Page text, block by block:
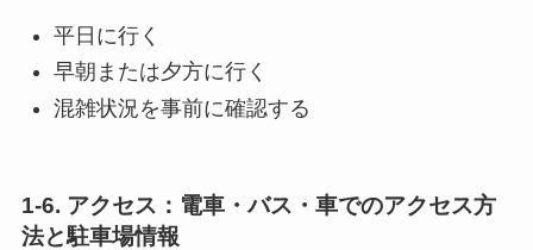
平日に行く
早朝または夕方に行く
混雑状況を事前に確認する
1-6. アクセス：電車・バス・車でのアクセス方
法と駐車場情報